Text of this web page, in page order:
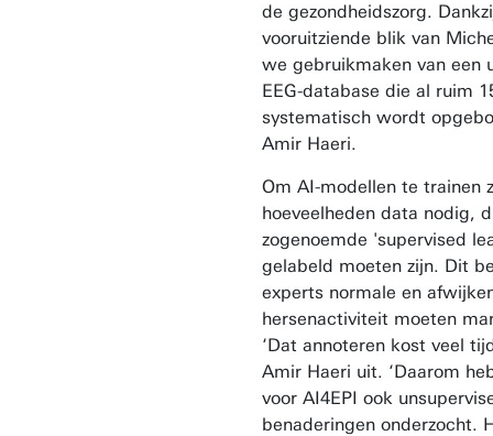
de gezondheidszorg.
vooruitziende blik van
we gebruikmaken van een
EEG-database die al ruim
systematisch wordt
Amir Haeri.
Om AI-modellen te trainen
hoeveelheden data nodig,
zogenoemde 'supervised
gelabeld moeten zijn. Dit
experts normale en
hersenactiviteit moeten
‘Dat annoteren kost veel
Amir Haeri uit. ‘Daarom
voor AI4EPI ook
benaderingen onderzocht.